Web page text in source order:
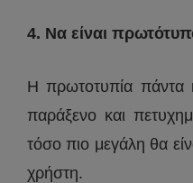
4. Να είναι
Η πρωτοτυπία πάντα
παράξενο και
τόσο πιο μεγάλη θα
χρήστη.